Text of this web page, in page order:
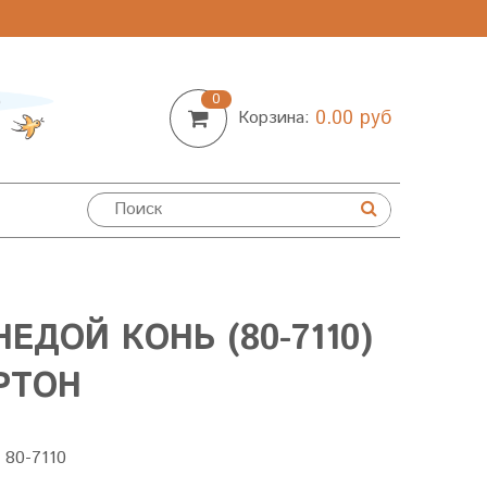
0
Корзина: 0.00 руб
КОНЬ (80-7110)
80-7110